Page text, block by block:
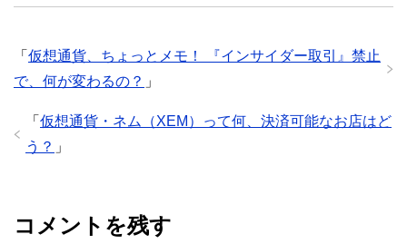
「 仮想通貨、ちょっとメモ！ 『インサイダー取引』禁止
で、何が変わるの？ 」
「 仮想通貨・ネム（XEM）って何、決済可能なお店はど
う？ 」
コメントを残す